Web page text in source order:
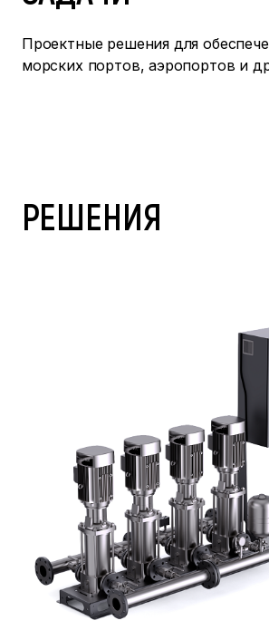
Проектные решения для
морских портов, аэропортов и
РЕШЕНИЯ